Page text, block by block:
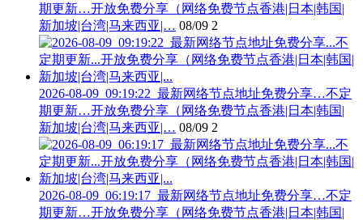
期更新…开放免费分享（网络免费节点香港|日本|韩国|
新加坡|台湾|马来西亚|… 08/09 2
2026-08-09_09:19:22_最新网络节点地址免费分享…不定
期更新…开放免费分享（网络免费节点香港|日本|韩国|
新加坡|台湾|马来西亚|… 08/09 2
2026-08-09_06:19:17_最新网络节点地址免费分享…不定
期更新…开放免费分享（网络免费节点香港|日本|韩国|